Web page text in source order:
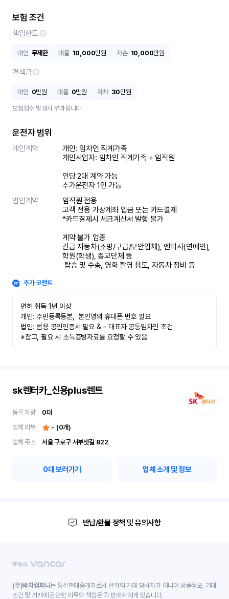
보험 조건
책임한도
대인 무제한 대물 10,000만원 자손 10,000만원
면책금
대인 0만원 대물 0만원 자차 30만원
보험접수 발생시 부과됩니다.
운전자 범위
개인계약
개인: 임차인 직계가족
개인사업자: 임차인 직계가족 + 임직원
인당 2대 계약 가능
추가운전자 1인 가능
법인계약
임직원 전용
고객 전용 가상계좌 입금 또는 카드결제
*카드결제시 세금계산서 발행 불가
계약 불가 업종
긴급 자동차(소방/구급/보안업체), 엔터사(연예인),
학원(학생), 종교단체 등
탑승 및 수송, 영화 촬영 용도, 자동차 정비 등
추가 코멘트
면허 취득 1년 이상
개인: 주민등록등본,  본인명의 휴대폰 번호 필요
법인: 범용 공인인증서 필요 & – 대표자 공동임차인 조건
※참고, 필요 시 소득증빙자료를 요청할 수 있음
sk렌터카_신용plus렌트
등록 차량 0대
업체 리뷰
- (0개)
업체 주소
서울 구로구 서부샛길 822
0대 보러가기 업체 소개 및 정보
반납/환불 정책 및 유의사항
(주)박차컴퍼니는 통신판매중개자로서 반카의 거래 당사자가 아니며 상품정보, 거래
조건 및 거래에 관련한 의무와 책임은 각 판매자에게 있습니다.